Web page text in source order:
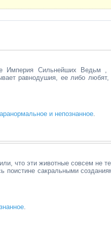
Империя Сильнейших Ведьм
равнодушия, ее либо любят,
и непознанное.
что эти животные совсем не
поистине сакральными
.